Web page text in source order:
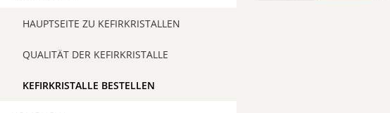
SO WIRD MILCHKEFIR GEMACHT
DIE ENTSTEHUNGSGESCHICHTE
QUALITÄT DER KEFIRKNOLLEN
HAUPTSEITE ZU KEFIRKRISTALLEN
QUALITÄT DER KEFIRKRISTALLE
KEFIRKRISTALLE BESTELLEN